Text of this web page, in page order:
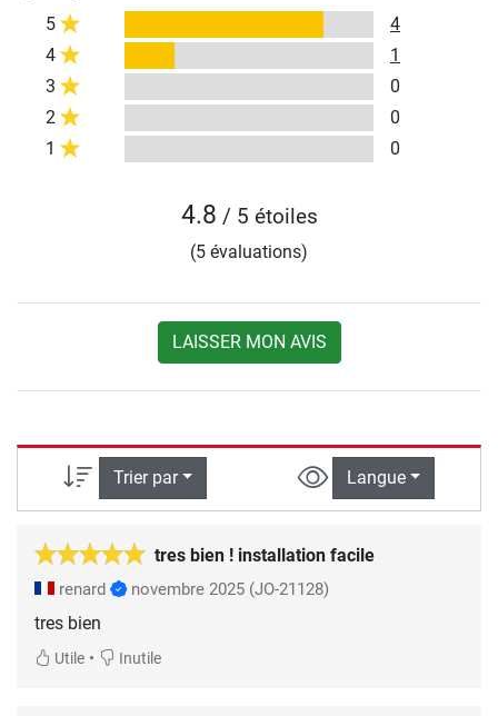
5
4
4
1
3
0
2
0
1
0
4.8 / 5 étoiles
(5 évaluations)
LAISSER MON AVIS
Trier par Langue
tres bien ! installation facile
renard novembre 2025 (JO-21128)
tres bien
Utile • Inutile